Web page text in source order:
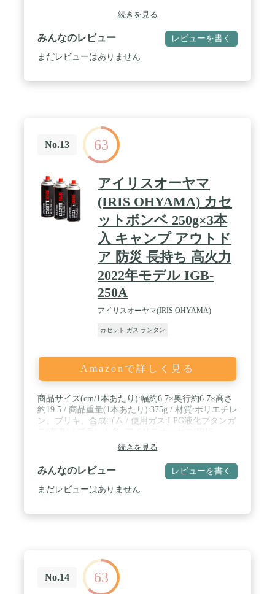
クティビティでの活用が可能。また、幅広いアクテ
ィビティでの活用が可能。 / 【必要な機能とデザイ
ン】便利なモノで飽和している現代だからこそ本当
に必要なものだけを丁寧に磨き上げる。そんな無駄
のないスタイルこそが、新しいセンスへ導いてくれ
マル使用時)［使用できる鍋の大きさ］目安として
18cmまで(鍋底が16cm以下)［点火方式］2アクショ
ン圧電点火方式 【使用ガス】カセットガス FORE
WINDS ノルマル、イワタニカセットガス、イワタ
ニカセットガス パワーゴールド、イワタニカセット
ガス ジュニア (カセットガスとノルマルガス両方使
えます)【注意】 気温20-25℃のとき、強火連続燃焼
にてカセットガス1本を使い切るまでの実測値。 当
商品をテント内、車内では絶対に使用しないでくだ
さい。【カセットガス別売】
続きを見る
みんなのレビュー レビューを書く
まだレビューはありません
No.13 63
アイリスオーヤマ
(IRIS OHYAMA) カセ
ットボンベ 250g×3本
入 キャンプ アウトド
ア 防災 長持ち 高火力
2022年モデル IGB-
250A
アイリスオーヤマ(IRIS OHYAMA)
カセット ガス ランタン
Amazonで詳しく見る
商品サイズ(cm/1本あたり):幅約6.7×奥行約6.7×高さ
約19.5 / 商品重量(1本あたり):375g / 材質:ポリエチレ
ン、ブリキ、合成ゴム / 使用ガス:LPG液化ブタンガ
続きを見る
みんなのレビュー レビューを書く
まだレビューはありません
No.14 63